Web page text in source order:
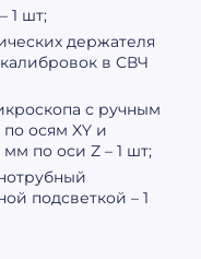
1 шт;
держателя
в СВЧ
с ручным
осям XY и
по оси Z – 1 шт;
подсветкой – 1